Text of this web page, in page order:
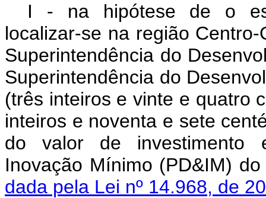
I - na hipótese de o
localizar-se na região
Superintendência do
Superintendência do
(três inteiros e vinte e quatro
inteiros e noventa e sete
do valor de investimento
Inovação Mínimo (PD&IM)
dada pela Lei nº 14.968, de